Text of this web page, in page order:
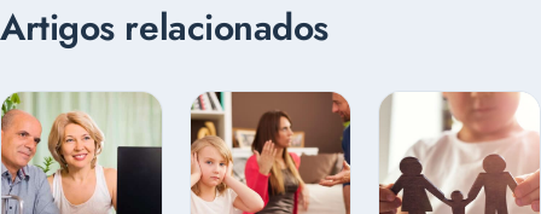
Artigos relacionados